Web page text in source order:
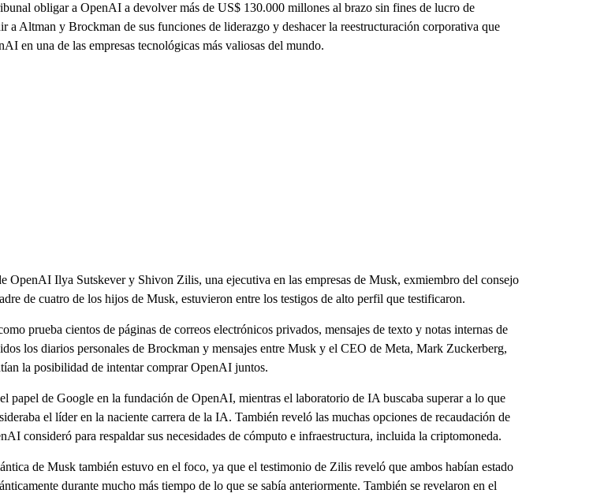
obligar a OpenAI a devolver más de US$ 130.000 millones al brazo sin fines de lucro de
a Altman y Brockman de sus funciones de liderazgo y deshacer la reestructuración corporativa que
en una de las empresas tecnológicas más valiosas del mundo.
OpenAI Ilya Sutskever y Shivon Zilis, una ejecutiva en las empresas de Musk, exmiembro del consejo
de cuatro de los hijos de Musk, estuvieron entre los testigos de alto perfil que testificaron.
prueba cientos de páginas de correos electrónicos privados, mensajes de texto y notas internas de
los diarios personales de Brockman y mensajes entre Musk y el CEO de Meta, Mark Zuckerberg,
la posibilidad de intentar comprar OpenAI juntos.
papel de Google en la fundación de OpenAI, mientras el laboratorio de IA buscaba superar a lo que
el líder en la naciente carrera de la IA. También reveló las muchas opciones de recaudación de
consideró para respaldar sus necesidades de cómputo e infraestructura, incluida la criptomoneda.
de Musk también estuvo en el foco, ya que el testimonio de Zilis reveló que ambos habían estado
durante mucho más tiempo de lo que se sabía anteriormente. También se revelaron en el